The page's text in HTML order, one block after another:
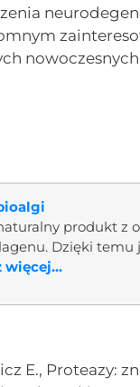
produkt z
Dzięki temu
więcej...
E., Proteazy: